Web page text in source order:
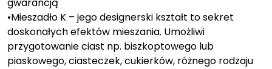
gwarancją
•Mieszadło K – jego designerski kształt to sekret
doskonałych efektów mieszania. Umożliwi
przygotowanie ciast np. biszkoptowego lub
piaskowego, ciasteczek, cukierków, różnego rodzaju